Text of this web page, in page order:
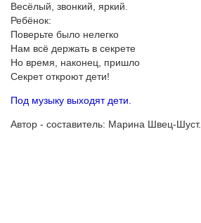
Весёлый, звонкий, яркий.
Ребёнок:
Поверьте было нелегко
Нам всё держать в секрете
Но время, наконец, пришло
Секрет откроют дети!
Под музыку выходят дети.
Автор - составитель: Марина Швец-Шуст.